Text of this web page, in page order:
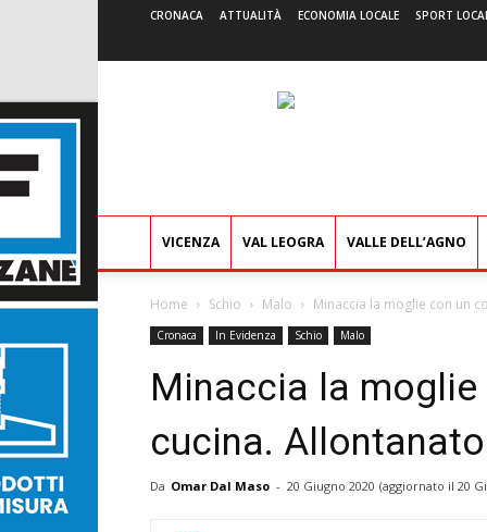
CRONACA ATTUALITÀ ECONOMIA LOCALE SPORT
VICENZA VAL LEOGRA VALLE DELL’AGNO
Home Schio Malo Minaccia la moglie con un
Cronaca In Evidenza Schio Malo
Minaccia la
cucina.
Da Omar Dal Maso - 20 Giugno 2020 (aggiornato il 20